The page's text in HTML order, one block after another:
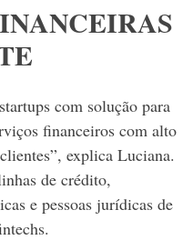
com solução para
financeiros com alto
explica Luciana.
de crédito,
e pessoas jurídicas de